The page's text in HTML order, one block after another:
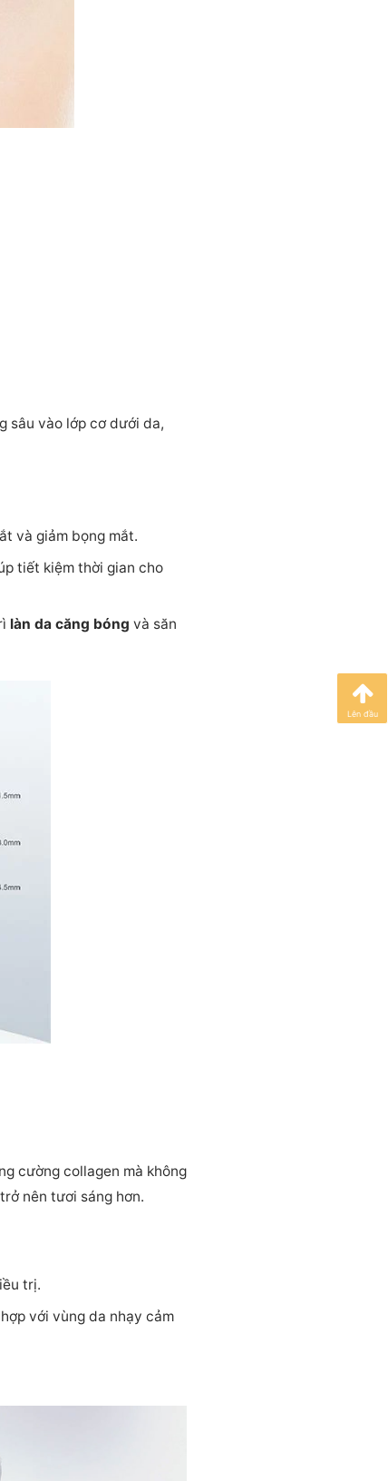
sâu vào lớp cơ dưới da,
và giảm bọng mắt.
tiết kiệm thời gian cho
làn da căng bóng và săn
cường collagen mà không
nên tươi sáng hơn.
trị.
với vùng da nhạy cảm
Lên đầu